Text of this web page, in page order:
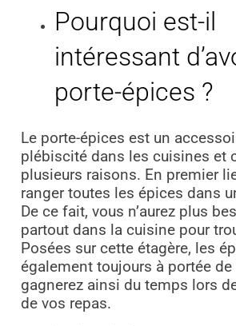
Pourquoi est-il
intéressant
porte-épices ?
Le porte-épices est un
plébiscité dans les cuisines et
plusieurs raisons. En premier
ranger toutes les épices dans
De ce fait, vous n’aurez plus
partout dans la cuisine pour
Posées sur cette étagère, les
également toujours à portée
gagnerez ainsi du temps lors
de vos repas.